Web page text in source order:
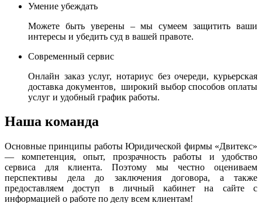
Умение убеждать
Можете быть уверены – мы сумеем защитить ваши
интересы и убедить суд в вашей правоте.
Современный сервис
Онлайн заказ услуг, нотариус без очереди, курьерская
доставка документов, широкий выбор способов оплаты
услуг и удобный график работы.
Наша команда
Основные принципы работы Юридической фирмы «Двитекс»
— компетенция, опыт, прозрачность работы и удобство
сервиса для клиента. Поэтому мы честно оцениваем
перспективы дела до заключения договора, а также
предоставляем доступ в личный кабинет на сайте с
информацией о работе по делу всем клиентам!